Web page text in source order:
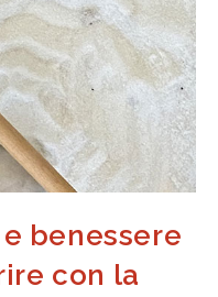
benessere
con la